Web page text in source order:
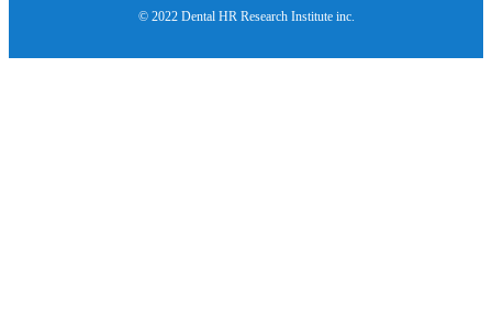
© 2022 Dental HR Research Institute inc.